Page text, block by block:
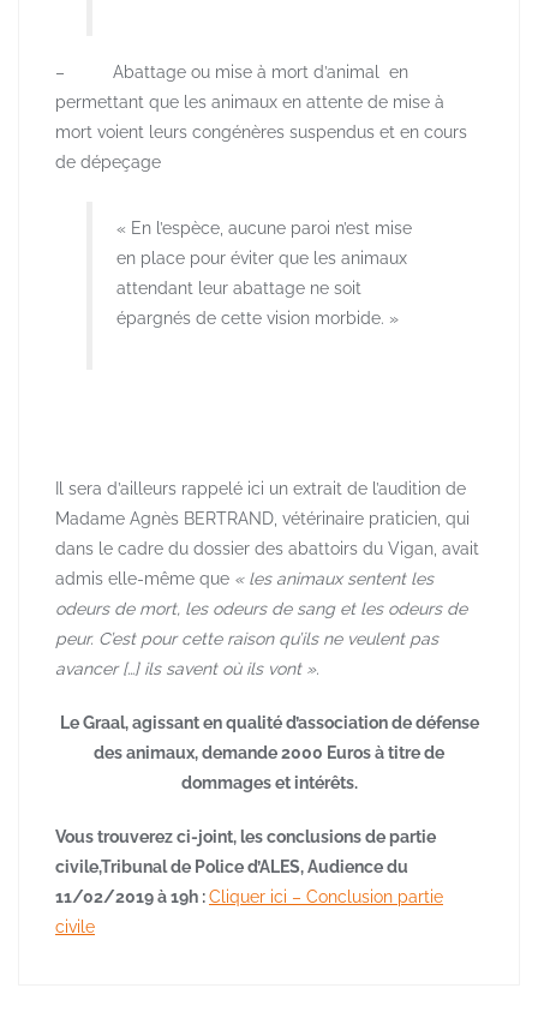
– Abattage ou mise à mort d’animal en
permettant que les animaux en attente de mise à
mort voient leurs congénères suspendus et en cours
de dépeçage
« En l’espèce, aucune paroi n’est mise
en place pour éviter que les animaux
attendant leur abattage ne soit
épargnés de cette vision morbide. »
Il sera d’ailleurs rappelé ici un extrait de l’audition de
Madame Agnès BERTRAND, vétérinaire praticien, qui
dans le cadre du dossier des abattoirs du Vigan, avait
admis elle-même que « les animaux sentent les
odeurs de mort, les odeurs de sang et les odeurs de
peur. C’est pour cette raison qu’ils ne veulent pas
avancer […] ils savent où ils vont ».
Le Graal, agissant en qualité d’association de défense
des animaux, demande 2000 Euros à titre de
dommages et intérêts.
Vous trouverez ci-joint, les conclusions de partie
civile,Tribunal de Police d’ALES, Audience du
11/02/2019 à 19h :Cliquer ici – Conclusion partie
civile